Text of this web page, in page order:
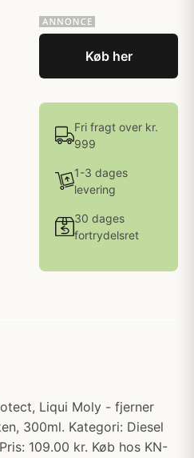
Køb her
Fri fragt over kr.
999
1-3 dages
levering
30 dages
fortrydelsret
Liqui Moly - fjerner
300ml. Kategori: Diesel
109.00 kr. Køb hos KN-